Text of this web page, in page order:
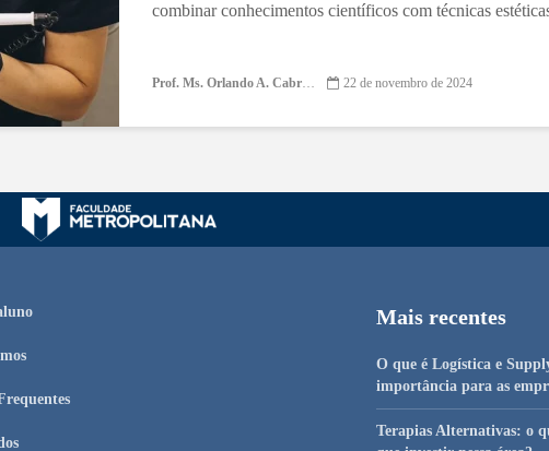
combinar conhecimentos científicos com técnicas
Prof. Ms. Orlando A. Cabrera 22 de novembro de 2024
Mais recentes
O que é Logística e
importância para as
Terapias Alternativas: o